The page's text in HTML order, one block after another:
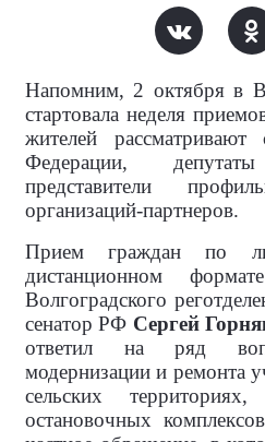
Напомним, 2 октября в
стартовала неделя
жителей рассматривают
Федерации,
представители
организаций-партнеров.
Прием граждан по
дистанционном
Волгоградского
сенатор РФ Сергей
ответил на ряд
модернизации и ремонта
сельских
остановочных